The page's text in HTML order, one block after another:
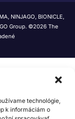
technológie,
k informáciám o
NINJAGO, BIONICLE,
Group. ©2026 The